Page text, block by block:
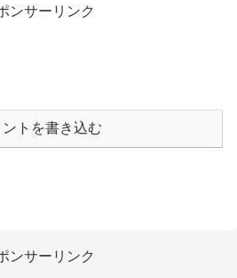
になったので、その辺を意識して
み...
ンサーリンク
ントを書き込む
ンサーリンク